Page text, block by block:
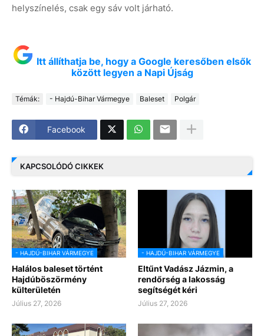
helyszínelés, csak egy sáv volt járható.
Itt állíthatja be, hogy a Google keresőben elsők
között legyen a Napi Újság
Témák: - Hajdú-Bihar Vármegye Baleset Polgár
Facebook
KAPCSOLÓDÓ CIKKEK
- HAJDÚ-BIHAR VÁRMEGYE
Halálos baleset történt
Hajdúböszörmény
külterületén
Július 27, 2026
- HAJDÚ-BIHAR VÁRMEGYE
Eltűnt Vadász Jázmin, a
rendőrség a lakosság
segítségét kéri
Július 27, 2026